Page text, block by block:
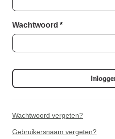
Wachtwoord *
Wachtwoord vergeten?
Gebruikersnaam vergeten?